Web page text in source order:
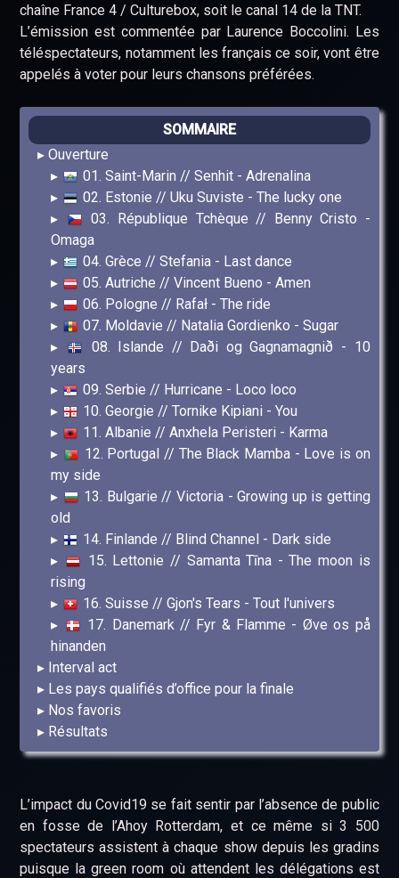
chaîne France 4 / Culturebox, soit le canal 14 de la TNT.
L’émission est commentée par Laurence Boccolini. Les
téléspectateurs, notamment les français ce soir, vont être
appelés à voter pour leurs chansons préférées.
SOMMAIRE
Ouverture
01. Saint-Marin // Senhit - Adrenalina
02. Estonie // Uku Suviste - The lucky one
03. République Tchèque // Benny Cristo -
Omaga
04. Grèce // Stefania - Last dance
05. Autriche // Vincent Bueno - Amen
06. Pologne // Rafał - The ride
07. Moldavie // Natalia Gordienko - Sugar
08. Islande // Daði og Gagnamagnið - 10
years
09. Serbie // Hurricane - Loco loco
10. Georgie // Tornike Kipiani - You
11. Albanie // Anxhela Peristeri - Karma
12. Portugal // The Black Mamba - Love is on
my side
13. Bulgarie // Victoria - Growing up is getting
old
14. Finlande // Blind Channel - Dark side
15. Lettonie // Samanta Tīna - The moon is
rising
16. Suisse // Gjon's Tears - Tout l'univers
17. Danemark // Fyr & Flamme - Øve os på
hinanden
Interval act
Les pays qualifiés d’office pour la finale
Nos favoris
Résultats
L’impact du Covid19 se fait sentir par l’absence de public
en fosse de l’Ahoy Rotterdam, et ce même si 3 500
spectateurs assistent à chaque show depuis les gradins
puisque la green room où attendent les délégations est